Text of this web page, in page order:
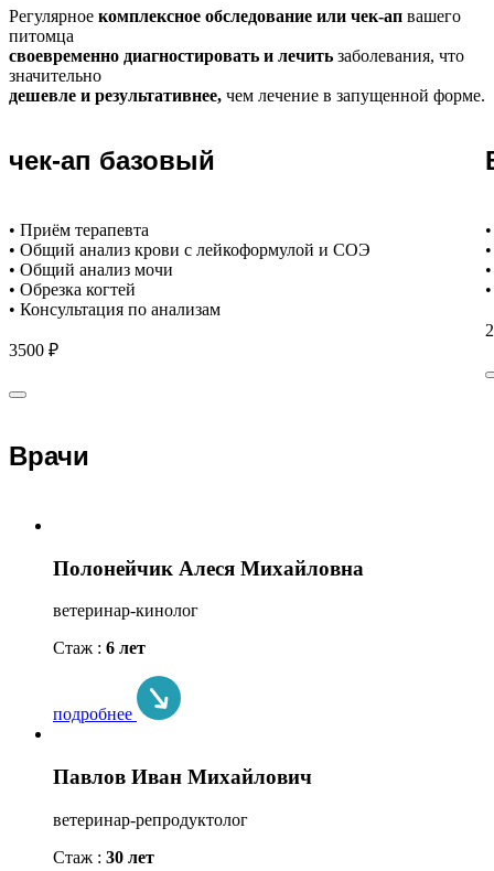
Регулярное комплексное обследование или чек-ап вашего
питомца
своевременно диагностировать и лечить заболевания, что
значительно
дешевле и результативнее, чем лечение в запущенной форме.
чек-ап базовый
• Приём терапевта
• Общий анализ крови с лейкоформулой и СОЭ
• Общий анализ мочи
• Обрезка когтей
• Консультация по анализам
3500 ₽
Врачи
Полонейчик Алеся Михайловна
ветеринар-кинолог
Стаж : 6 лет
подробнее
Павлов Иван Михайлович
ветеринар-репродуктолог
Стаж : 30 лет